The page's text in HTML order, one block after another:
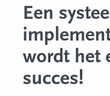
Een
wordt het
succes!